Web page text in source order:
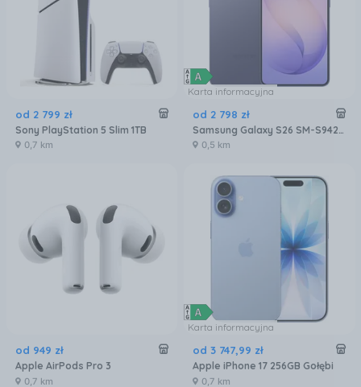
od 2 799 zł
Sony PlayStation 5 Slim 1TB
0,7 km
Karta informacyjna
od 2 798 zł
Samsung Galaxy S26 SM-S942 12/256GB Fioletowy
0,5 km
od 949 zł
Apple AirPods Pro 3
0,7 km
Karta informacyjna
od 3 747,99 zł
Apple iPhone 17 256GB Gołębi
0,7 km